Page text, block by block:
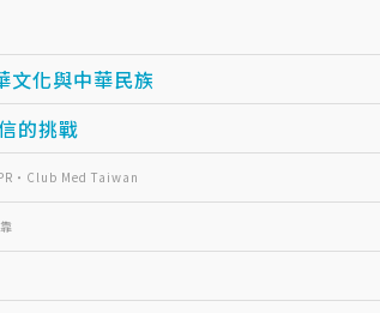
文化與中華民族
的挑戰
・Club Med Taiwan